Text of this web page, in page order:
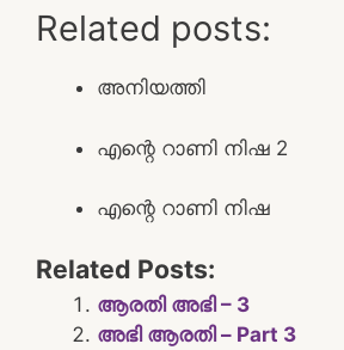
Related posts:
അനിയത്തി
എന്റെ റാണി നിഷ 2
എന്റെ റാണി നിഷ
Related Posts:
ആരതി അഭി – 3
അഭി ആരതി – Part 3